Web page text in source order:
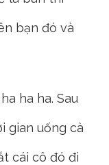
bạn đó và
ha ha. Sau
gian uống cà
cái cô đó đi